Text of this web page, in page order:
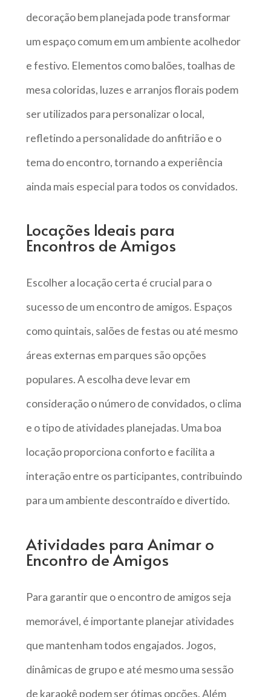
decoração bem planejada pode transformar
um espaço comum em um ambiente acolhedor
e festivo. Elementos como balões, toalhas de
mesa coloridas, luzes e arranjos florais podem
ser utilizados para personalizar o local,
refletindo a personalidade do anfitrião e o
tema do encontro, tornando a experiência
ainda mais especial para todos os convidados.
Locações Ideais para
Encontros de Amigos
Escolher a locação certa é crucial para o
sucesso de um encontro de amigos. Espaços
como quintais, salões de festas ou até mesmo
áreas externas em parques são opções
populares. A escolha deve levar em
consideração o número de convidados, o clima
e o tipo de atividades planejadas. Uma boa
locação proporciona conforto e facilita a
interação entre os participantes, contribuindo
para um ambiente descontraído e divertido.
Atividades para Animar o
Encontro de Amigos
Para garantir que o encontro de amigos seja
memorável, é importante planejar atividades
que mantenham todos engajados. Jogos,
dinâmicas de grupo e até mesmo uma sessão
de karaokê podem ser ótimas opções. Além